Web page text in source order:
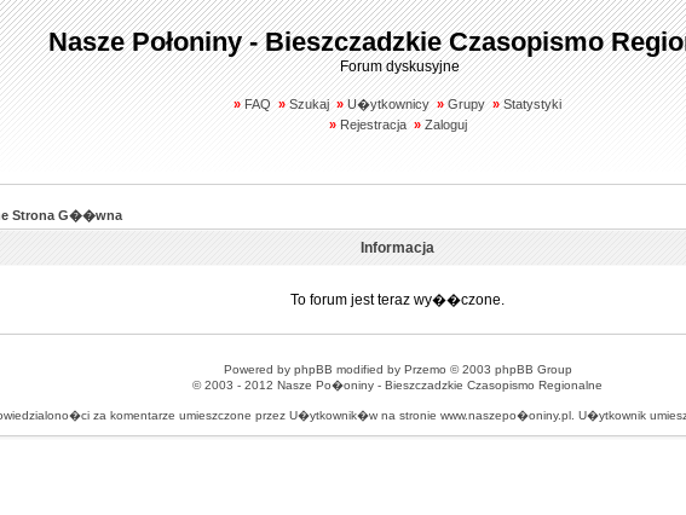
Nasze Połoniny - Bieszczadzkie Czasopismo
Forum dyskusyjne
» FAQ » Szukaj » U�ytkownicy » Grupy » Statystyki
» Rejestracja » Zaloguj
Strona G��wna
Informacja
To forum jest teraz wy��czone.
Powered by phpBB modified by Przemo © 2003 phpBB Group
© 2003 - 2012 Nasze Po�oniny - Bieszczadzkie Czasopismo Regionalne
za komentarze umieszczone przez U�ytkownik�w na stronie www.naszepo�oniny.pl. U�ytkownik